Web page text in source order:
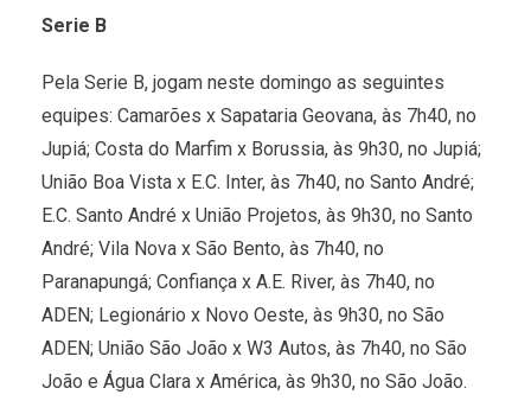
Serie B
Pela Serie B, jogam neste domingo as seguintes
equipes: Camarões x Sapataria Geovana, às 7h40, no
Jupiá; Costa do Marfim x Borussia, às 9h30, no Jupiá;
União Boa Vista x E.C. Inter, às 7h40, no Santo André;
E.C. Santo André x União Projetos, às 9h30, no Santo
André; Vila Nova x São Bento, às 7h40, no
Paranapungá; Confiança x A.E. River, às 7h40, no
ADEN; Legionário x Novo Oeste, às 9h30, no São
ADEN; União São João x W3 Autos, às 7h40, no São
João e Água Clara x América, às 9h30, no São João.